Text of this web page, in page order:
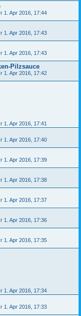
1. Apr 2016, 17:44
1. Apr 2016, 17:43
1. Apr 2016, 17:43
Pilzsauce
1. Apr 2016, 17:42
1. Apr 2016, 17:41
1. Apr 2016, 17:40
1. Apr 2016, 17:39
1. Apr 2016, 17:38
1. Apr 2016, 17:37
1. Apr 2016, 17:36
1. Apr 2016, 17:35
1. Apr 2016, 17:34
1. Apr 2016, 17:33